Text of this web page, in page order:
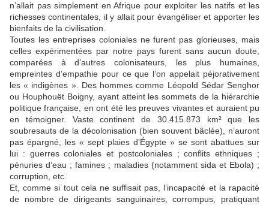
n’allait pas simplement en Afrique pour exploiter les natifs et les
richesses continentales, il y allait pour évangéliser et apporter les
bienfaits de la civilisation.
Toutes les entreprises coloniales ne furent pas glorieuses, mais
celles expérimentées par notre pays furent sans aucun doute,
comparées à d’autres colonisateurs, les plus humaines,
empreintes d’empathie pour ce que l’on appelait péjorativement
les « indigènes ». Des hommes comme Léopold Sédar Senghor
ou Houphouët Boigny, ayant atteint les sommets de la hiérarchie
politique française, en ont été les preuves vivantes et auraient pu
en témoigner. Vaste continent de 30.415.873 km² que les
soubresauts de la décolonisation (bien souvent bâclée), n’auront
pas épargné, les « sept plaies d’Égypte » se sont abattues sur
lui : guerres coloniales et postcoloniales ; conflits ethniques ;
pénuries d’eau ; famines ; maladies (notamment sida et Ebola) ;
corruption, etc.
Et, comme si tout cela ne suffisait pas, l’incapacité et la rapacité
de nombre de dirigeants sanguinaires, corrompus, pratiquant